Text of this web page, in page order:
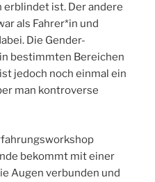
erblindet ist. Der andere
als Fahrer*in und
Die Gender-
bestimmten Bereichen
jedoch noch einmal ein
man kontroverse
bekommt mit einer
Augen verbunden und